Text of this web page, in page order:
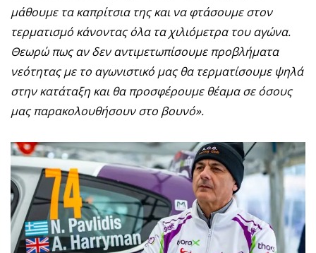
μάθουμε τα καπρίτσια της και να φτάσουμε στον
τερματισμό κάνοντας όλα τα χιλιόμετρα του αγώνα.
Θεωρώ πως αν δεν αντιμετωπίσουμε προβλήματα
νεότητας με το αγωνιστικό μας θα τερματίσουμε ψηλά
στην κατάταξη και θα προσφέρουμε θέαμα σε όσους
μας παρακολουθήσουν στο βουνό».